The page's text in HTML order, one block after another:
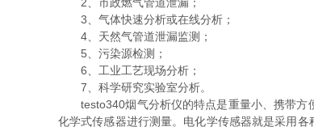
3、气体快速分析或在线分析；
4、天然气管道泄漏监测；
5、污染源检测；
6、工业工艺现场分析；
7、科学研究实验室分析。
testo340烟气分析仪的特点是重量小、携带方
化学式传感器进行测量。电化学传感器就是采用